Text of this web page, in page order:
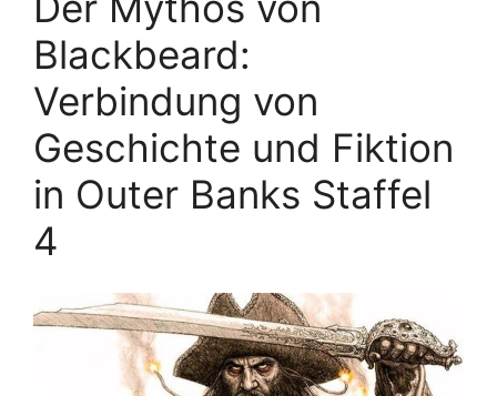
Blackbeard:
Verbindung von
Geschichte und Fiktion
in Outer Banks Staffel
4